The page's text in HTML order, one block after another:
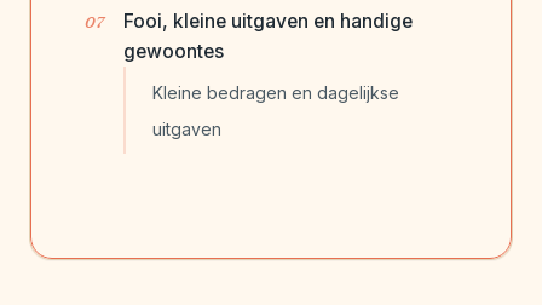
Fooi, kleine uitgaven en handige
gewoontes
Kleine bedragen en dagelijkse
uitgaven